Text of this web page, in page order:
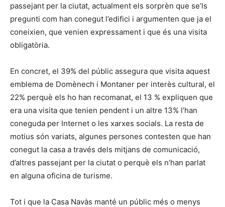
passejant per la ciutat, actualment els sorprèn que se’ls
pregunti com han conegut l’edifici i argumenten que ja el
coneixien, que venien expressament i que és una visita
obligatòria.
En concret, el 39% del públic assegura que visita aquest
emblema de Domènech i Montaner per interès cultural, el
22% perquè els ho han recomanat, el 13 % expliquen que
era una visita que tenien pendent i un altre 13% l’han
coneguda per Internet o les xarxes socials. La resta de
motius són variats, algunes persones contesten que han
conegut la casa a través dels mitjans de comunicació,
d’altres passejant per la ciutat o perquè els n’han parlat
en alguna oficina de turisme.
Tot i que la Casa Navàs manté un públic més o menys